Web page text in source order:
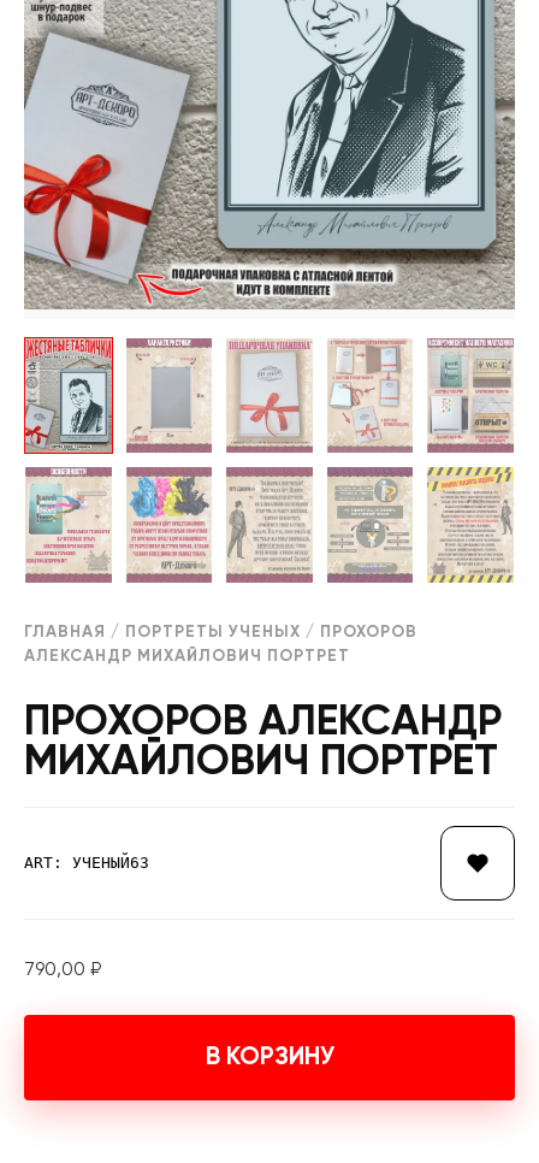
ГЛАВНАЯ / ПОРТРЕТЫ УЧЕНЫХ / ПРОХОРОВ
АЛЕКСАНДР МИХАЙЛОВИЧ ПОРТРЕТ
ПРОХОРОВ АЛЕКСАНДР
МИХАЙЛОВИЧ ПОРТРЕТ
ART: УЧЕНЫЙ63
790,00 ₽
В КОРЗИНУ